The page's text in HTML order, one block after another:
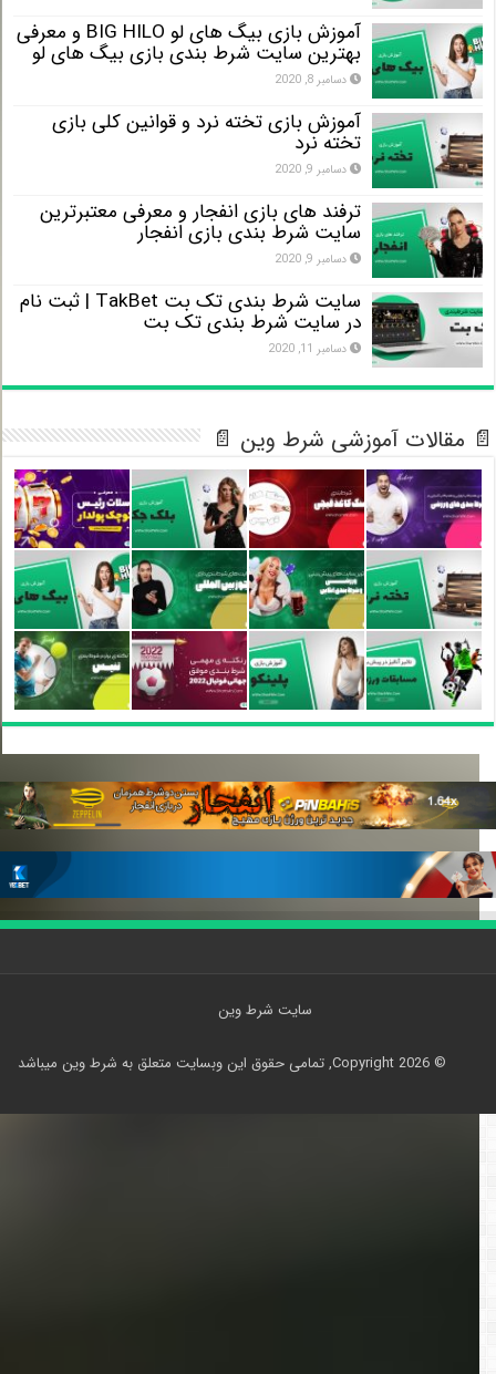
آموزش بازی بیگ های لو BIG HILO و معرفی
بهترین سایت شرط بندی بازی بیگ های لو
دسامبر 8, 2020
آموزش بازی تخته نرد و قوانین کلی بازی
تخته نرد
دسامبر 9, 2020
ترفند های بازی انفجار و معرفی معتبرترین
سایت شرط بندی بازی انفجار
دسامبر 9, 2020
سایت شرط بندی تک بت TakBet | ثبت نام
در سایت شرط بندی تک بت
دسامبر 11, 2020
مقالات آموزشی شرط وین 📄
سایت شرط وین